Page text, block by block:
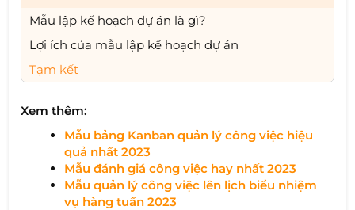
Mẫu lập kế hoạch dự án là gì?
Lợi ích của mẫu lập kế hoạch dự án
Tạm kết
Xem thêm:
Mẫu bảng Kanban quản lý công việc hiệu
quả nhất 2023
Mẫu đánh giá công việc hay nhất 2023
Mẫu quản lý công việc lên lịch biểu nhiệm
vụ hàng tuần 2023